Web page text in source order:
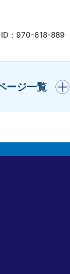
ID：970-618-889
ージ一覧